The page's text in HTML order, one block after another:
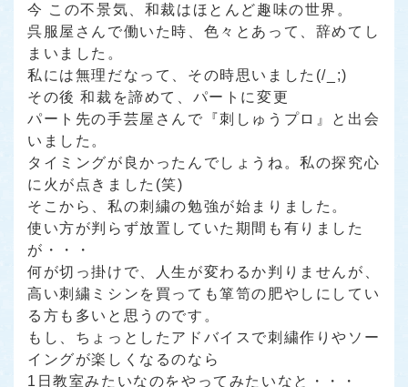
今 この不景気、和裁はほとんど趣味の世界。
呉服屋さんで働いた時、色々とあって、辞めてし
まいました。
私には無理だなって、その時思いました(/_;)
その後 和裁を諦めて、パートに変更
パート先の手芸屋さんで 『刺しゅうプロ』 と出会
いました。
タイミングが良かったんでしょうね。私の探究心
に火が点きました(笑)
そこから、私の刺繍の勉強が始まりました。
使い方が判らず放置していた期間も有りました
が・・・
何が切っ掛けで、人生が変わるか判りませんが、
高い刺繍ミシンを買っても箪笥の肥やしにしてい
る方も多いと思うのです。
もし、ちょっとしたアドバイスで刺繍作りやソー
イングが楽しくなるのなら
1日教室みたいなのをやってみたいなと・・・